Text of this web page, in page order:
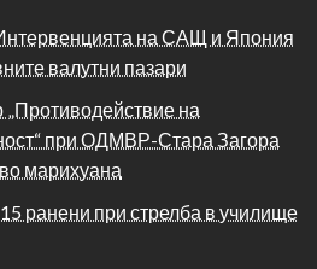
на САЩ и Япония
валутни пазари
„Противодействие на
при ОДМВР-Стара Загора
марихуана
ранени при стрелба в училище